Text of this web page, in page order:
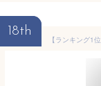
18th